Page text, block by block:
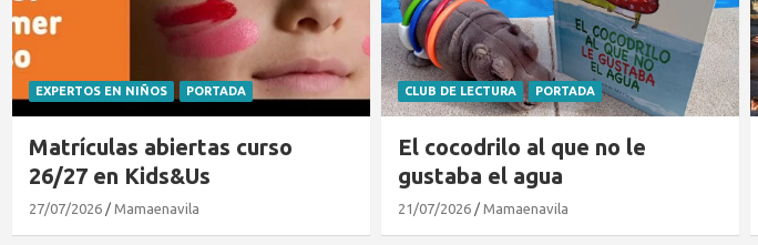
EXPERTOS EN NIÑOS PORTADA
Matrículas abiertas curso
26/27 en Kids&Us
27/07/2026 Mamaenavila
CLUB DE LECTURA PORTADA
El cocodrilo al que no le
gustaba el agua
21/07/2026 Mamaenavila